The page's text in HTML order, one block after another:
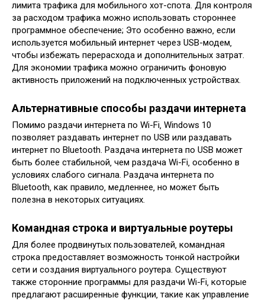
лимита трафика для мобильного хот-спота. Для контроля
за расходом трафика можно использовать стороннее
программное обеспечение; Это особенно важно‚ если
используется мобильный интернет через USB-модем‚
чтобы избежать перерасхода и дополнительных затрат.
Для экономии трафика можно ограничить фоновую
активность приложений на подключенных устройствах.
Альтернативные способы раздачи интернета
Помимо раздачи интернета по Wi-Fi‚ Windows 10
позволяет раздавать интернет по USB или раздавать
интернет по Bluetooth. Раздача интернета по USB может
быть более стабильной‚ чем раздача Wi-Fi‚ особенно в
условиях слабого сигнала. Раздача интернета по
Bluetooth‚ как правило‚ медленнее‚ но может быть
полезна в некоторых ситуациях.
Командная строка и виртуальные роутеры
Для более продвинутых пользователей‚ командная
строка предоставляет возможность тонкой настройки
сети и создания виртуального роутера. Существуют
также сторонние программы для раздачи Wi-Fi‚ которые
предлагают расширенные функции‚ такие как управление